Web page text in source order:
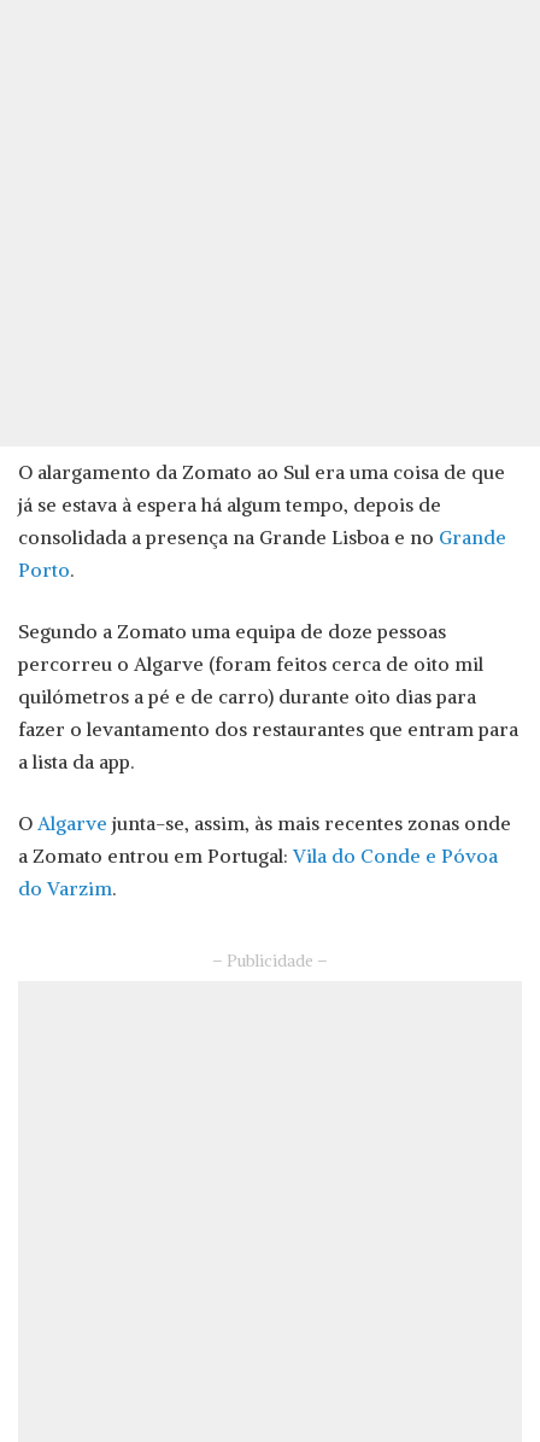
O alargamento da Zomato ao Sul era uma coisa de que
já se estava à espera há algum tempo, depois de
consolidada a presença na Grande Lisboa e no Grande
Porto.
Segundo a Zomato uma equipa de doze pessoas
percorreu o Algarve (foram feitos cerca de oito mil
quilómetros a pé e de carro) durante oito dias para
fazer o levantamento dos restaurantes que entram para
a lista da app.
O Algarve junta-se, assim, às mais recentes zonas onde
a Zomato entrou em Portugal:Vila do Conde e Póvoa
do Varzim.
– Publicidade –